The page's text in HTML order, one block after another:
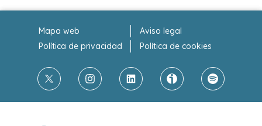
Mapa web
Aviso legal
Política de privacidad
Política de cookies